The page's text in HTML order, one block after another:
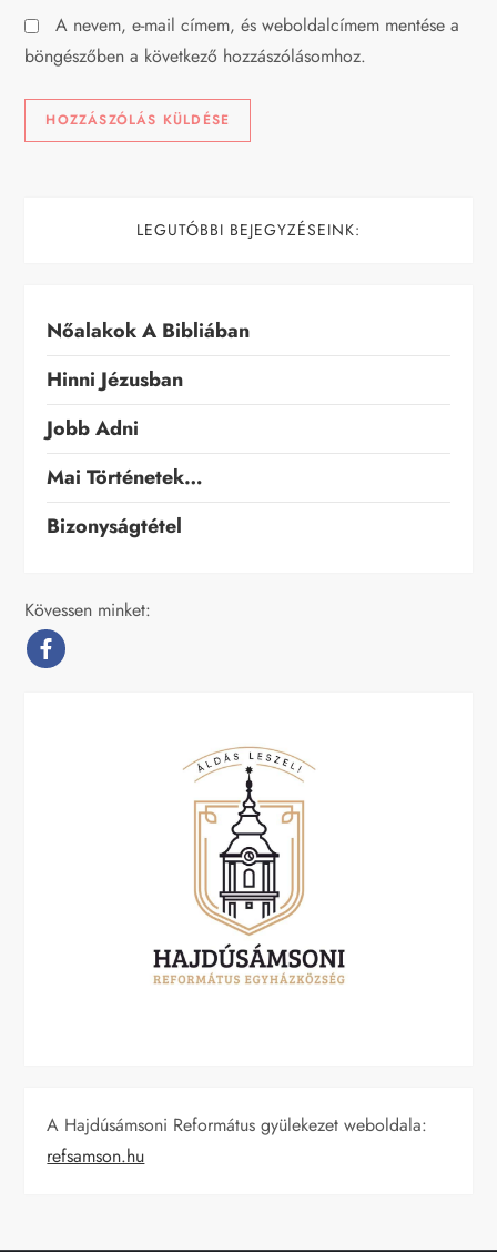
A nevem, e-mail címem, és weboldalcímem mentése a
böngészőben a következő hozzászólásomhoz.
LEGUTÓBBI BEJEGYZÉSEINK:
Nőalakok A Bibliában
Hinni Jézusban
Jobb Adni
Mai Történetek…
Bizonyságtétel
Kövessen minket:
A Hajdúsámsoni Református gyülekezet weboldala:
refsamson.hu